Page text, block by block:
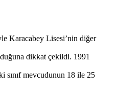
Karacabey Lisesi’nin diğer
dikkat çekildi. 1991
sınıf mevcudunun 18 ile 25